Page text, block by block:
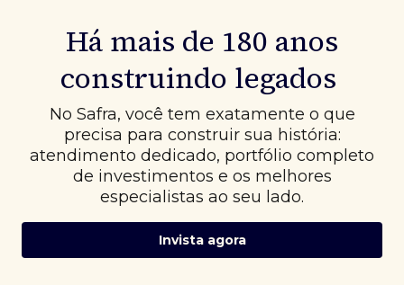
Há mais de 180 anos
construindo legados
No Safra, você tem exatamente o que
precisa para construir sua história:
atendimento dedicado, portfólio completo
de investimentos e os melhores
especialistas ao seu lado.
Invista agora